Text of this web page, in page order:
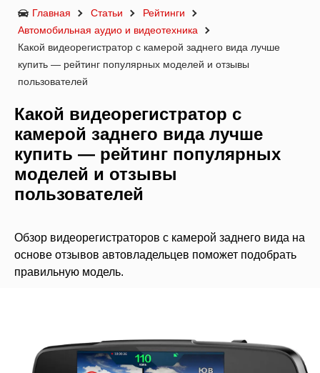
Главная Статьи
Рейтинги
Автомобильная аудио и видеотехника
Какой видеорегистратор с камерой заднего вида лучше
купить — рейтинг популярных моделей и отзывы
пользователей
Какой видеорегистратор с
камерой заднего вида лучше
купить — рейтинг популярных
моделей и отзывы
пользователей
Обзор видеорегистраторов с камерой заднего вида на
основе отзывов автовладельцев поможет подобрать
правильную модель.